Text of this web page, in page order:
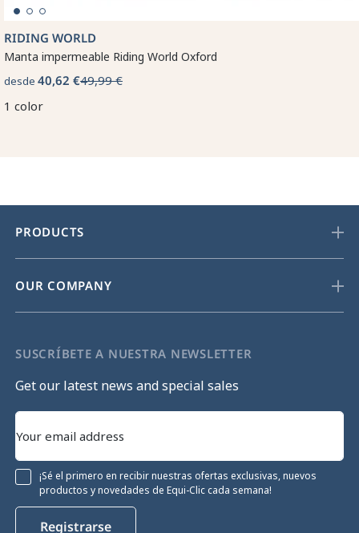
RIDING WORLD
Manta impermeable Riding World Oxford
desde 40,62 €49,99 €
1 color
PRODUCTS
OUR COMPANY
SUSCRÍBETE A NUESTRA NEWSLETTER
Get our latest news and special sales
¡Sé el primero en recibir nuestras ofertas exclusivas, nuevos
productos y novedades de Equi-Clic cada semana!
Registrarse